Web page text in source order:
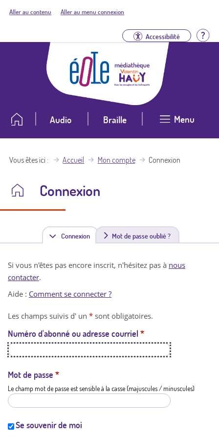
Aller au contenu Aller au menu connexion
Accessibilité
Audio Braille Menu
Vous êtes ici Accueil Mon compte Connexion
Connexion
Connexion(
n
t
a
t
i
Mot de passe oublié ?
Si vous n'êtes pas encore inscrit, n'hésitez pas à nous
contacter.
Aide : Comment se connecter ?
Les champs suivis d' un * sont obligatoires.
Numéro d'abonné ou adresse courriel *
Mot de passe *
Le champ mot de passe est sensible à la casse (majuscules / minuscules)
Se souvenir de moi